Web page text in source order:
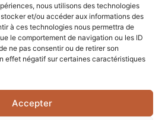
nous utilisons des technologies
et/ou accéder aux informations des
à ces technologies nous permettra de
le comportement de navigation ou les ID
ne pas consentir ou de retirer son
effet négatif sur certaines caractéristiques
Accepter
charge des affections de l’appareil